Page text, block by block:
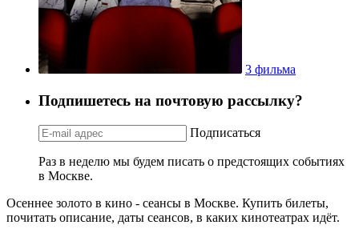
3 фильма
Подпишетесь на почтовую рассылку?
Подписаться
Раз в неделю мы будем писать о предстоящих событиях
в Москве.
Осеннее золото в кино - сеансы в Москве. Купить билеты,
почитать описание, даты сеансов, в каких кинотеатрах идёт.